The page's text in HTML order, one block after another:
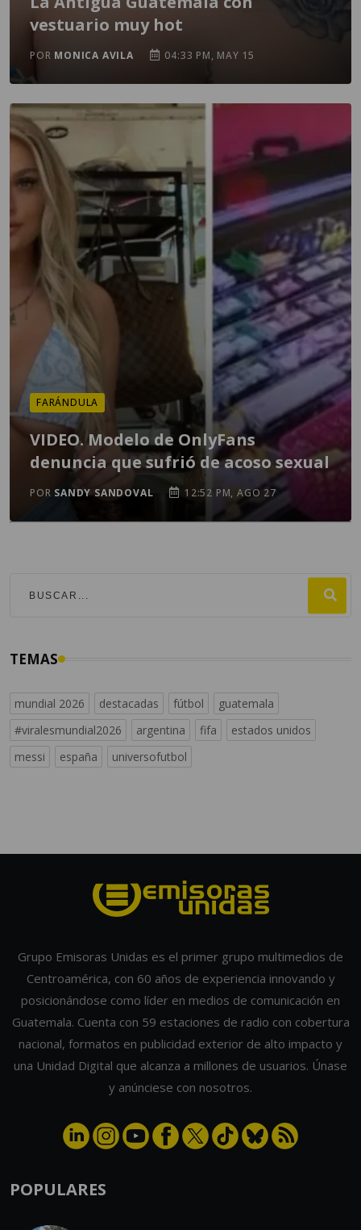
vestuario muy hot
POR MONICA AVILA 04:33 PM, MAY 15
FARÁNDULA
VIDEO. Modelo de OnlyFans
denuncia que sufrió de acoso sexual
POR SANDY SANDOVAL 12:52 PM, AGO 27
TEMAS
mundial 2026 destacadas fútbol
guatemala
#viralesmundial2026
argentina fifa
estados unidos
messi
españa universofutbol
Grupo Emisoras Unidas es el primer grupo multimedios de
Centroamérica, con 60 años de experiencia innovando y
posicionándose como líder en medios de comunicación en
Guatemala. Cuenta con 59 estaciones de radio con cobertura
nacional, formatos en publicidad exterior de alto impacto y
una Unidad Digital que alcanza a millones de usuarios. Únase
y anúnciese con nosotros.
POPULARES